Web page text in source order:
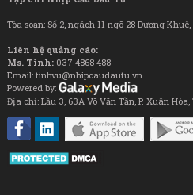
Tòa soạn: Số 2, ngách 11 ngõ 28 Dương
Liên hệ quảng cáo:
Ms. Tình: 037 4868 488
Email: tinhvu@nhipcaudautu.vn
Powered by:
Địa chỉ: Lầu 3, 63A Võ Văn Tần, P. Xuân Hòa,